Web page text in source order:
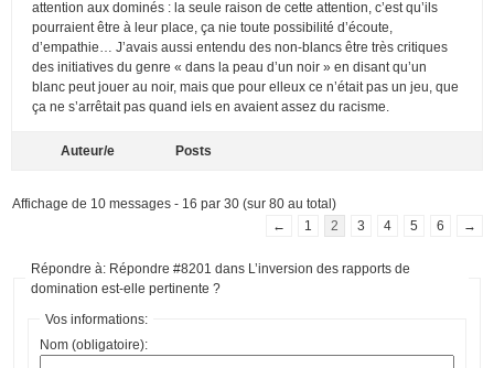
attention aux dominés : la seule raison de cette attention, c’est qu’ils
pourraient être à leur place, ça nie toute possibilité d’écoute,
d’empathie… J’avais aussi entendu des non-blancs être très critiques
des initiatives du genre « dans la peau d’un noir » en disant qu’un
blanc peut jouer au noir, mais que pour elleux ce n’était pas un jeu, que
ça ne s’arrêtait pas quand iels en avaient assez du racisme.
Auteur/e Posts
Affichage de 10 messages - 16 par 30 (sur 80 au total)
←
1 2 3 4 5 6 →
Répondre à: Répondre #8201 dans L’inversion des rapports de
domination est-elle pertinente ?
Vos informations:
Nom (obligatoire):